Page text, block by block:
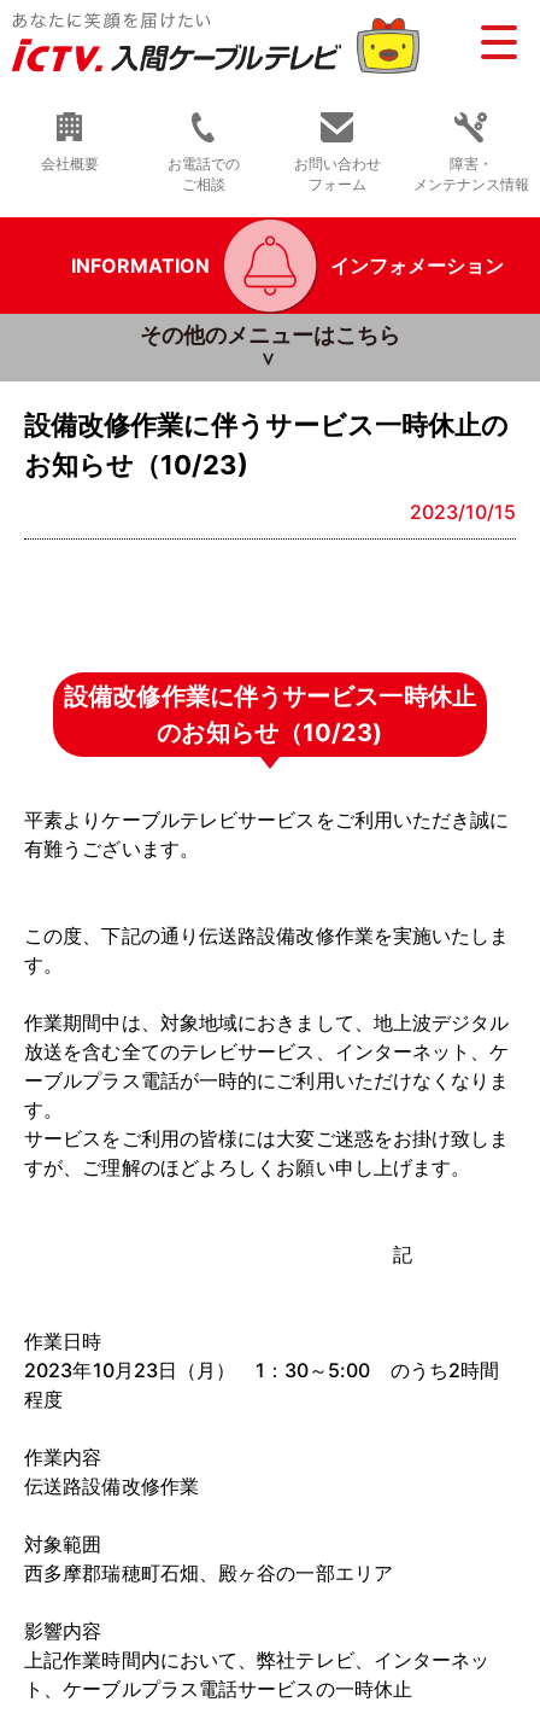
会社概要
お電話での
ご相談
お問い合わせ
フォーム
障害・
メンテナンス情報
INFORMATION インフォメーション
その他のメニューはこちら
設備改修作業に伴うサービス一時休止の
お知らせ（10/23)
2023/10/15
設備改修作業に伴うサービス一時休止
のお知らせ（10/23)
平素よりケーブルテレビサービスをご利用いただき誠に
有難うございます。
この度、下記の通り伝送路設備改修作業を実施いたしま
す。
作業期間中は、対象地域におきまして、地上波デジタル
放送を含む全てのテレビサービス、インターネット、ケ
ーブルプラス電話が一時的にご利用いただけなくなりま
す。
サービスをご利用の皆様には大変ご迷惑をお掛け致しま
すが、ご理解のほどよろしくお願い申し上げます。
記
作業日時
2023年10月23日（月） 1：30～5:00 のうち2時間
程度
作業内容
伝送路設備改修作業
対象範囲
西多摩郡瑞穂町石畑、殿ヶ谷の一部エリア
影響内容
上記作業時間内において、弊社テレビ、インターネッ
ト、ケーブルプラス電話サービスの一時休止